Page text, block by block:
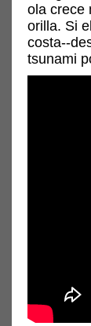
ola crece
orilla. Si
costa--
tsunami